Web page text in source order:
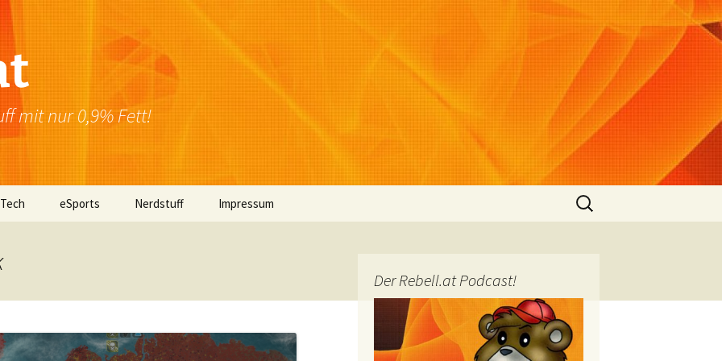
mit nur 0,9% Fett!
Browser
eSports Nerdstuff Impressum
Suchen
nach:
Der Rebell.at Podcast!